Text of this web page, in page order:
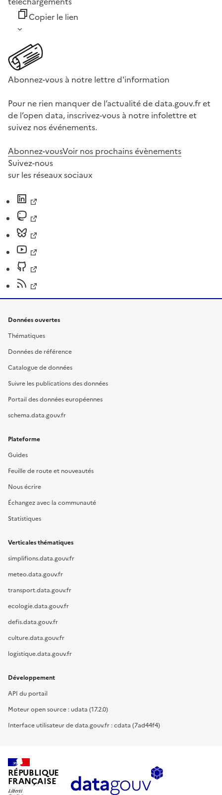
Copier le lien
Abonnez-vous à notre lettre d'information
Pour ne rien manquer de l’actualité de data.gouv.fr et
de l’open data, inscrivez-vous à notre infolettre et
suivez nos événements.
Abonnez-vousVoir nos prochains évènements
Suivez-nous
sur les réseaux sociaux
Données ouvertes
Thématiques
Données de référence
Catalogue de données
Suivre les publications des données
Portail des données européennes
schema.data.gouv.fr
Plateforme
Guides
Feuille de route et nouveautés
Nous écrire
Échangez avec la communauté
Statistiques
Verticales thématiques
simplifions.data.gouv.fr
meteo.data.gouv.fr
transport.data.gouv.fr
ecologie.data.gouv.fr
defis.data.gouv.fr
culture.data.gouv.fr
logistique.data.gouv.fr
Développement
API du portail
Moteur open source : udata (17.2.0)
Interface utilisateur de data.gouv.fr : cdata (7ad44f4)
RÉPUBLIQUE
FRANÇAISE